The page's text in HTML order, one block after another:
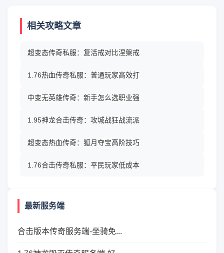
相关攻略文章
超变态传奇私服：复活戒对比涅槃戒
1.76热血传奇私服：普通玩家高效打
中变无英雄传奇：新手怎么选职业强
1.95神龙合击传奇：攻城战狂战流派
超变态热血传奇：狐月夺宝高阶技巧
1.76合击传奇私服：平民玩家低成本
最新服务端
合击版本传奇服务端-坐骑免...